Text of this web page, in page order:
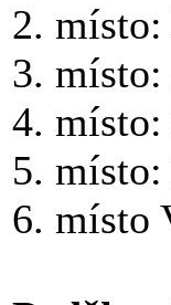
2. místo:
3.
4. místo:
5. místo:
6. místo